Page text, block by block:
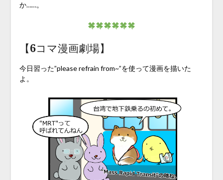
か……。
【6コマ漫画劇場】
今日習った”please refrain from~”を使って漫画を描いた
よ。